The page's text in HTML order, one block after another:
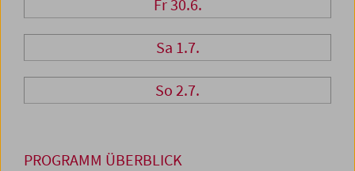
Fr 30.6.
Sa 1.7.
So 2.7.
PROGRAMM ÜBERBLICK